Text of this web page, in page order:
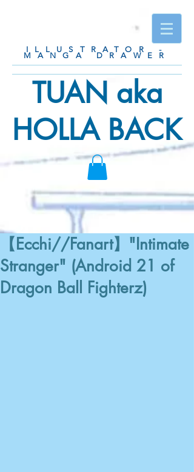
ILLUSTRATOR -
MANGA DRAWER
TUAN aka
HOLLA BACK
【Ecchi//Fanart】"Intimate
Stranger" (Android 21 of
Dragon Ball Fighterz)